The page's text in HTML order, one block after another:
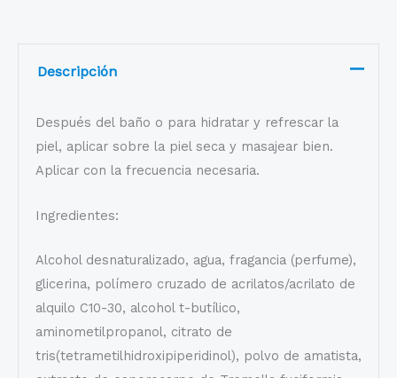
Descripción
Después del baño o para hidratar y refrescar la
piel, aplicar sobre la piel seca y masajear bien.
Aplicar con la frecuencia necesaria.
Ingredientes:
Alcohol desnaturalizado, agua, fragancia (perfume),
glicerina, polímero cruzado de acrilatos/acrilato de
alquilo C10-30, alcohol t-butílico,
aminometilpropanol, citrato de
tris(tetrametilhidroxipiperidinol), polvo de amatista,